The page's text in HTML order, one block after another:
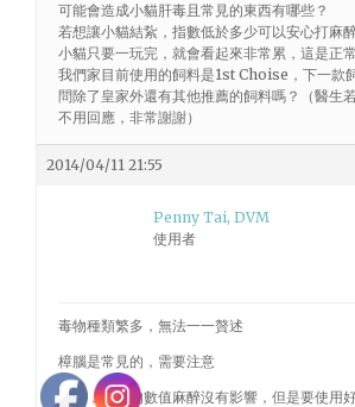
可能會造成小貓肝毒且常見的東西有哪些？
若想讓小貓結紥，指數低於多少可以安心打麻
小貓只要一玩完，就會看起來非常累，這是正
我們家目前使用的飼料是1st Choise，下一款
問除了皇家外還有其他推薦的飼料嗎？（醫生
不用回應，非常謝謝）
2014/04/11 21:55
Penny Tai, DVM
使用者
毒物種類繁多，無法一一贅述
樟腦是常見的，需要注意
另外，這樣的數值麻醉沒有影響，但是要使用